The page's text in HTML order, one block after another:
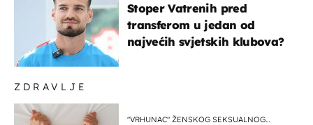
ZDRAVLJE
"VRHUNAC" ŽENSKOG SEKSUALNOG
Stoper Vatrenih pred
transferom u jedan od
najvećih svjetskih klubova?